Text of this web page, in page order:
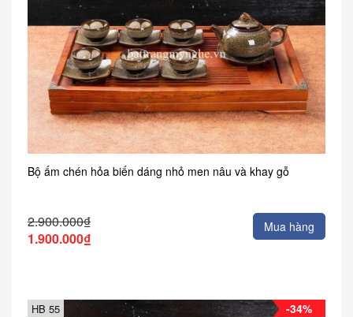
Bộ ấm chén hỏa biến dáng nhỏ men nâu và khay gỗ
2.900.000₫
1.900.000₫
Mua hàng
-34%
HB 55